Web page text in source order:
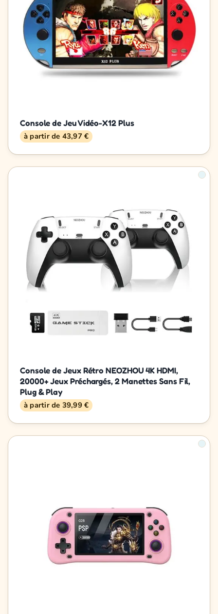
Console de Jeu Vidéo-X12 Plus
à partir de 43,97 €
Console de Jeux Rétro NEOZHOU 4K HDMI,
20000+ Jeux Préchargés, 2 Manettes Sans Fil,
Plug & Play
à partir de 39,99 €